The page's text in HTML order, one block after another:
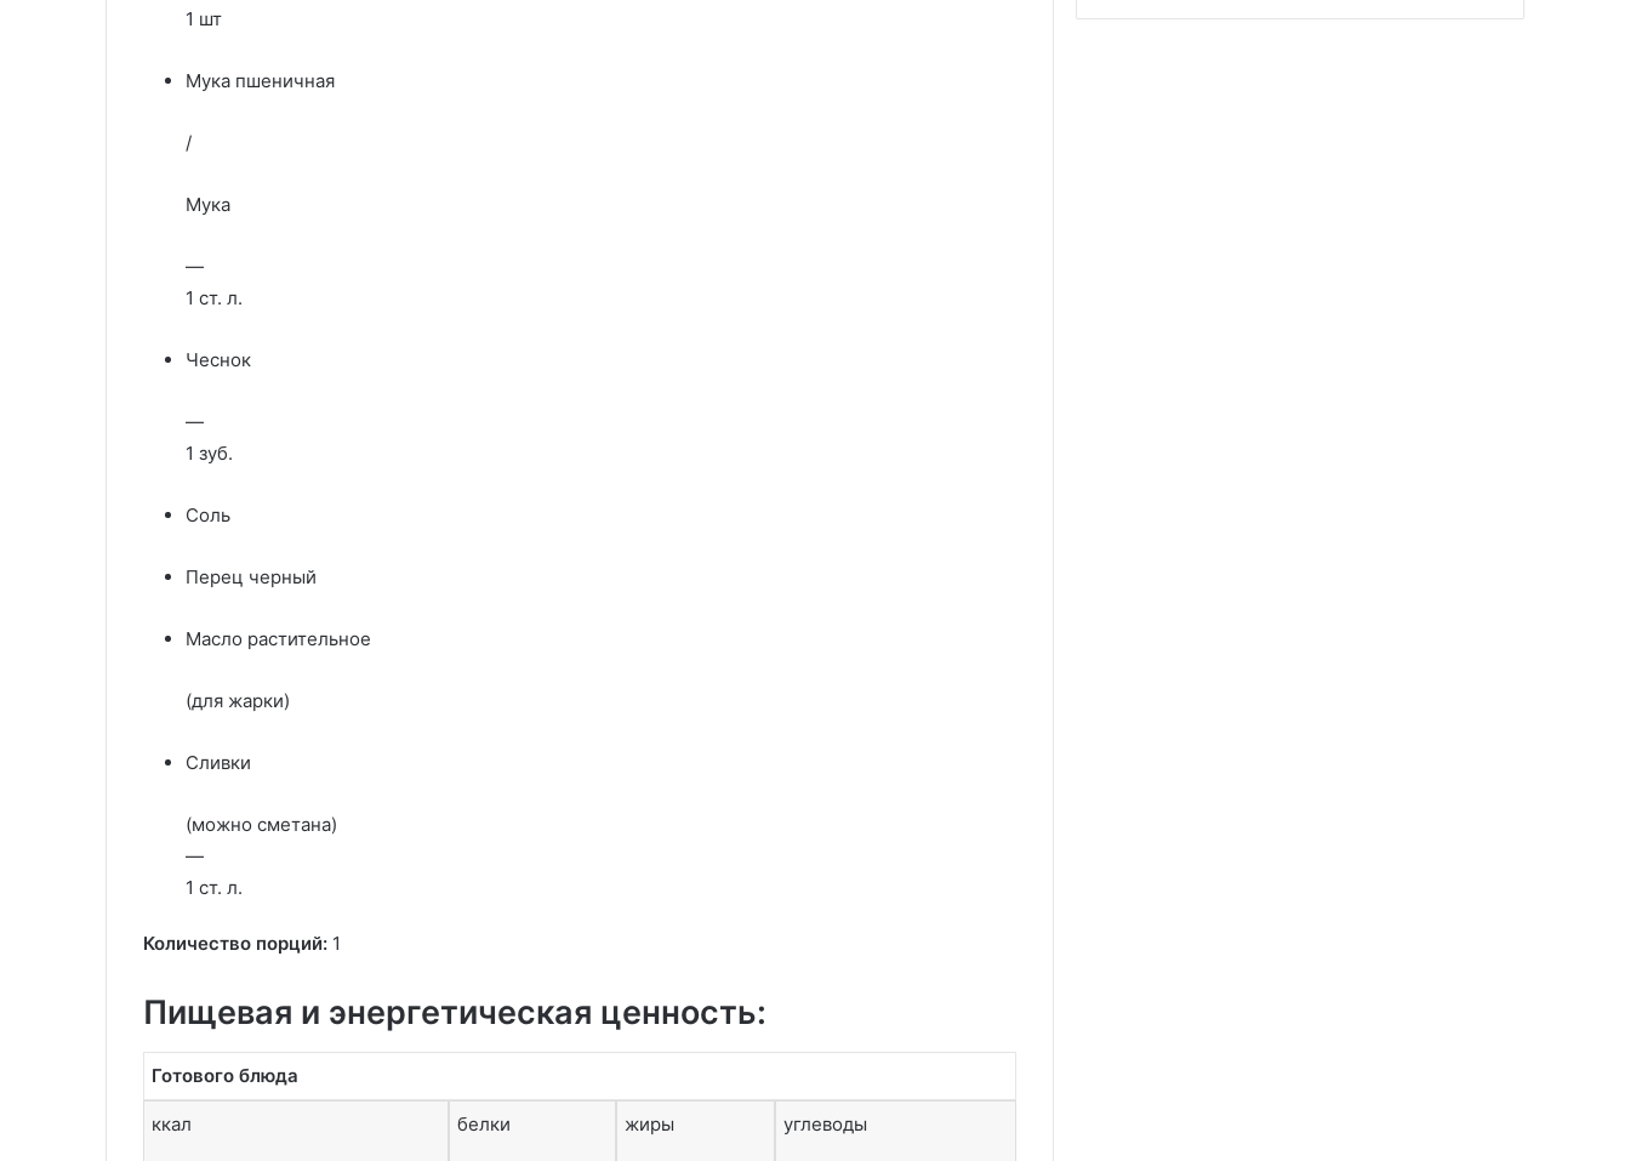
1 шт
Мука пшеничная
/
Мука
—
1 ст. л.
Чеснок
—
1 зуб.
Соль
Перец черный
Масло растительное
(для жарки)
Сливки
(можно сметана)
—
1 ст. л.
Количество порций: 1
Пищевая и энергетическая ценность:
Готового блюда
ккал белки жиры углеводы